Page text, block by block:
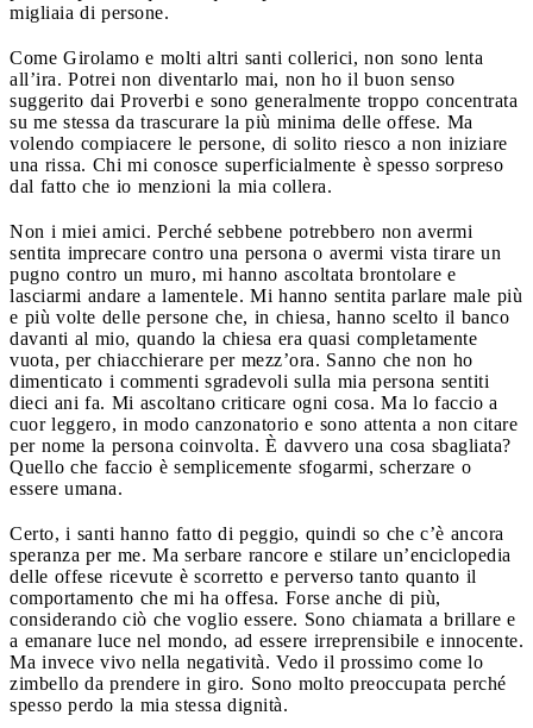
migliaia di persone.
Come Girolamo e molti altri santi collerici, non sono lenta
all’ira. Potrei non diventarlo mai, non ho il buon senso
suggerito dai Proverbi e sono generalmente troppo concentrata
su me stessa da trascurare la più minima delle offese. Ma
volendo compiacere le persone, di solito riesco a non iniziare
una rissa. Chi mi conosce superficialmente è spesso sorpreso
dal fatto che io menzioni la mia collera.
Non i miei amici. Perché sebbene potrebbero non avermi
sentita imprecare contro una persona o avermi vista tirare un
pugno contro un muro, mi hanno ascoltata brontolare e
lasciarmi andare a lamentele. Mi hanno sentita parlare male più
e più volte delle persone che, in chiesa, hanno scelto il banco
davanti al mio, quando la chiesa era quasi completamente
vuota, per chiacchierare per mezz’ora. Sanno che non ho
dimenticato i commenti sgradevoli sulla mia persona sentiti
dieci ani fa. Mi ascoltano criticare ogni cosa. Ma lo faccio a
cuor leggero, in modo canzonatorio e sono attenta a non citare
per nome la persona coinvolta. È davvero una cosa sbagliata?
Quello che faccio è semplicemente sfogarmi, scherzare o
essere umana.
Certo, i santi hanno fatto di peggio, quindi so che c’è ancora
speranza per me. Ma serbare rancore e stilare un’enciclopedia
delle offese ricevute è scorretto e perverso tanto quanto il
comportamento che mi ha offesa. Forse anche di più,
considerando ciò che voglio essere. Sono chiamata a brillare e
a emanare luce nel mondo, ad essere irreprensibile e innocente.
Ma invece vivo nella negatività. Vedo il prossimo come lo
zimbello da prendere in giro. Sono molto preoccupata perché
spesso perdo la mia stessa dignità.